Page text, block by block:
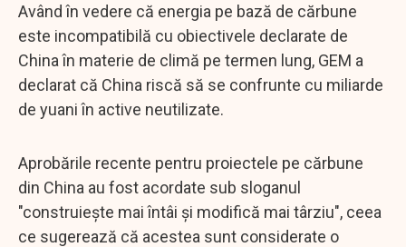
Având în vedere că energia pe bază de cărbune
este incompatibilă cu obiectivele declarate de
China în materie de climă pe termen lung, GEM a
declarat că China riscă să se confrunte cu miliarde
de yuani în active neutilizate.
Aprobările recente pentru proiectele pe cărbune
din China au fost acordate sub sloganul
"construiește mai întâi și modifică mai târziu", ceea
ce sugerează că acestea sunt considerate o